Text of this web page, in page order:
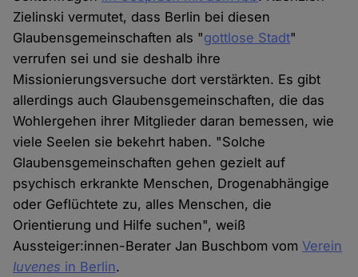
Zielinski vermutet, dass Berlin bei diesen
Glaubensgemeinschaften als "gottlose Stadt"
verrufen sei und sie deshalb ihre
Missionierungsversuche dort verstärkten. Es gibt
allerdings auch Glaubensgemeinschaften, die das
Wohlergehen ihrer Mitglieder daran bemessen, wie
viele Seelen sie bekehrt haben. "Solche
Glaubensgemeinschaften gehen gezielt auf
psychisch erkrankte Menschen, Drogenabhängige
oder Geflüchtete zu, alles Menschen, die
Orientierung und Hilfe suchen", weiß
Aussteiger:innen-Berater Jan Buschbom vomVerein
Iuvenes in Berlin.